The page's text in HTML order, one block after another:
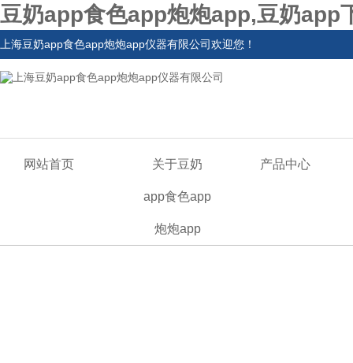
豆奶app食色app炮炮app,豆奶app
上海豆奶app食色app炮炮app仪器有限公司欢迎您！
网站首页 关于豆奶
app食色app
炮炮app
产品中心